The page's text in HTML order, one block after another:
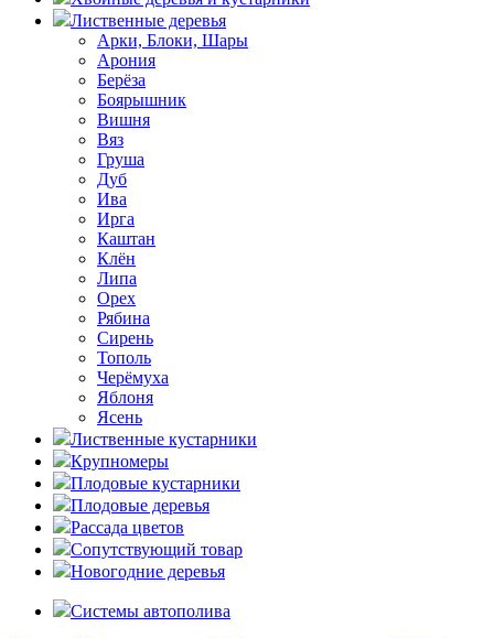
Лиственные деревья
Арки, Блоки, Шары
Арония
Берёза
Боярышник
Вишня
Вяз
Груша
Дуб
Ива
Ирга
Каштан
Клён
Липа
Орех
Рябина
Сирень
Тополь
Черёмуха
Яблоня
Ясень
Лиственные кустарники
Крупномеры
Плодовые кустарники
Плодовые деревья
Рассада цветов
Сопутствующий товар
Новогодние деревья
Системы автополива